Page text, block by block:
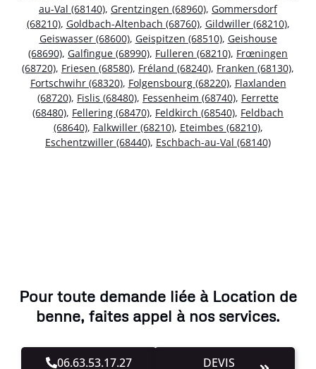
au-Val (68140), Grentzingen (68960), Gommersdorf
(68210), Goldbach-Altenbach (68760), Gildwiller (68210),
Geiswasser (68600), Geispitzen (68510), Geishouse
(68690), Galfingue (68990), Fulleren (68210), Frœningen
(68720), Friesen (68580), Fréland (68240), Franken (68130),
Fortschwihr (68320), Folgensbourg (68220), Flaxlanden
(68720), Fislis (68480), Fessenheim (68740), Ferrette
(68480), Fellering (68470), Feldkirch (68540), Feldbach
(68640), Falkwiller (68210), Eteimbes (68210),
Eschentzwiller (68440), Eschbach-au-Val (68140)
Pour toute demande liée à Location de
benne, faites appel à nos services.
06.63.53.17.27 DEVIS